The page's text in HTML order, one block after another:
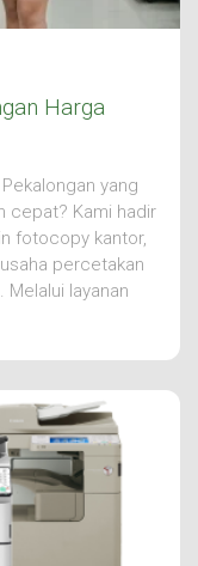
Harga
yang
cepat? Kami hadir
fotocopy kantor,
percetakan
Melalui layanan